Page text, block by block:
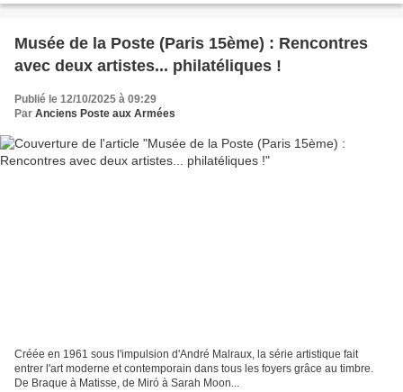
Musée de la Poste (Paris 15ème) : Rencontres
avec deux artistes... philatéliques !
Publié le 12/10/2025 à 09:29
Par Anciens Poste aux Armées
Créée en 1961 sous l'impulsion d'André Malraux, la série artistique fait
entrer l'art moderne et contemporain dans tous les foyers grâce au timbre.
De Braque à Matisse, de Miró à Sarah Moon...